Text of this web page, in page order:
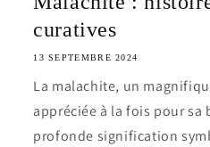
curatives
13 SEPTEMBRE 2024
La malachite, un
appréciée à la fois pour sa
profonde signification